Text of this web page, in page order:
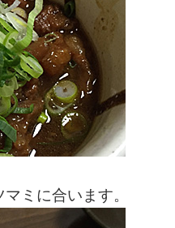
ミに合います。